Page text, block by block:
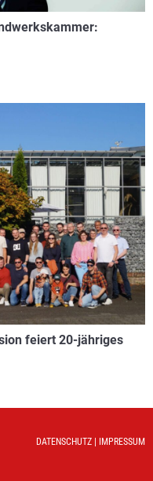
feiert 20-jähriges
DATENSCHUTZ IMPRESSUM